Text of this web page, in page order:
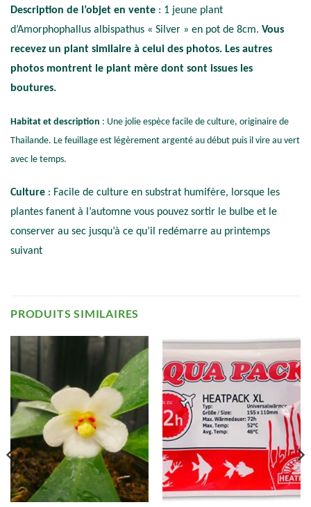
Description de l’objet en vente : 1 jeune plant
d’Amorphophallus albispathus « Silver » en pot de 8cm. Vous
recevez un plant similaire à celui des photos. Les autres
photos montrent le plant mère dont sont issues les
boutures.
Habitat et description : Une jolie espèce facile de culture, originaire de
Thailande. Le feuillage est légèrement argenté au début puis il vire au vert
avec le temps.
Culture : Facile de culture en substrat humifère, lorsque les
plantes fanent à l’automne vous pouvez sortir le bulbe et le
conserver au sec jusqu’à ce qu’il redémarre au printemps
suivant
PRODUITS SIMILAIRES